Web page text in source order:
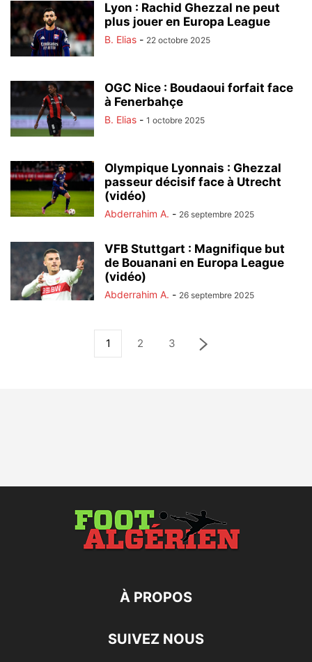
Lyon : Rachid Ghezzal ne peut
plus jouer en Europa League
B. Elias - 22 octobre 2025
OGC Nice : Boudaoui forfait face
à Fenerbahçe
B. Elias - 1 octobre 2025
Olympique Lyonnais : Ghezzal
passeur décisif face à Utrecht
(vidéo)
Abderrahim A. - 26 septembre 2025
VFB Stuttgart : Magnifique but
de Bouanani en Europa League
(vidéo)
Abderrahim A. - 26 septembre 2025
1 2 3
À PROPOS
SUIVEZ NOUS